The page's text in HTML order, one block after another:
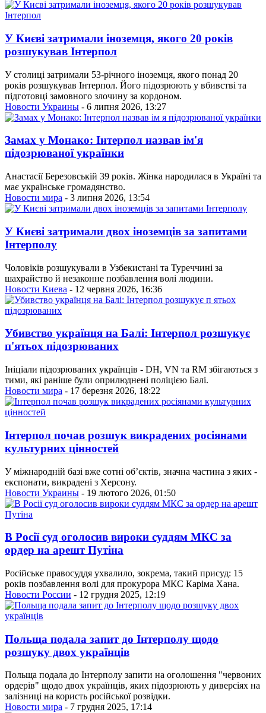
У Києві затримали іноземця, якого 20 років
розшукував Інтерпол
У столиці затримали 53-річного іноземця, якого понад 20
років розшукував Інтерпол. Його підозрюють у вбивстві та
підготовці замовного злочину за кордоном.
Новости Украины - 6 липня 2026, 13:27
Замах у Монако: Інтерпол назвав ім'я
підозрюваної українки
Анастасії Березовській 39 років. Жінка народилася в Україні та
має українське громадянство.
Новости мира - 3 липня 2026, 13:54
У Києві затримали двох іноземців за запитами
Інтерполу
Чоловіків розшукували в Узбекистані та Туреччині за
шахрайство й незаконне позбавлення волі людини.
Новости Киева - 12 червня 2026, 16:36
Убивство українця на Балі: Інтерпол розшукує
п'ятьох підозрюваних
Ініціали підозрюваних українців - DH, VN та RM збігаються з
тими, які раніше були оприлюднені поліцією Балі.
Новости мира - 17 березня 2026, 18:22
Інтерпол почав розшук викрадених росіянами
культурних цінностей
У міжнародній базі вже сотні об’єктів, значна частина з яких -
експонати, викрадені з Херсону.
Новости Украины - 19 лютого 2026, 01:50
В Росії суд оголосив вироки суддям МКС за
ордер на арешт Путіна
Російське правосуддя ухвалило, зокрема, такий присуд: 15
років позбавлення волі для прокурора МКС Каріма Хана.
Новости России - 12 грудня 2025, 12:19
Польща подала запит до Інтерполу щодо
розшуку двох українців
Польща подала до Інтерполу запити на оголошення "червоних
ордерів" щодо двох українців, яких підозрюють у диверсіях на
залізниці на користь російської розвідки.
Новости мира - 7 грудня 2025, 17:14